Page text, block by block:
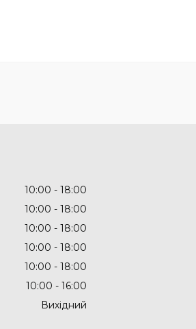
10:00
18:00
10:00
18:00
10:00
18:00
10:00
18:00
10:00
18:00
10:00
16:00
Вихідний